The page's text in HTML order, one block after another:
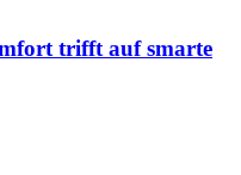
trifft auf smarte